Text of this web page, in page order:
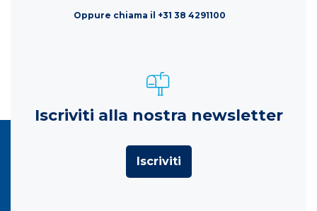
Oppure chiama il +31 38 4291100
Iscriviti alla nostra newsletter
Iscriviti